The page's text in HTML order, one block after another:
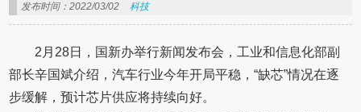
发布时间：2022/03/02 科技
2月28日，国新办举行新闻发布会，工业和信息化部副
部长辛国斌介绍，汽车行业今年开局平稳，“缺芯”情况在逐
步缓解，预计芯片供应将持续向好。